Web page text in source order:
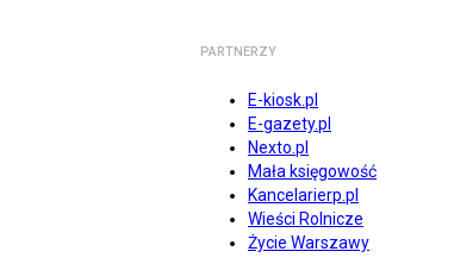
PARTNERZY
E-kiosk.pl
E-gazety.pl
Nexto.pl
Mała księgowość
Kancelarierp.pl
Wieści Rolnicze
Życie Warszawy